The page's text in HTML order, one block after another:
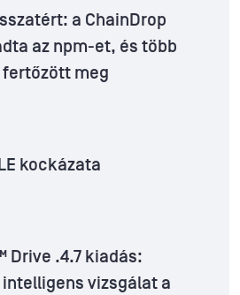
a ChainDrop
az npm-et, és több
meg
kockázata
Drive .4.7 kiadás:
vizsgálat a